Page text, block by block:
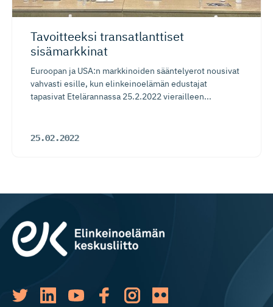
Tavoitteeksi transatlanttiset
sisämarkkinat
Euroopan ja USA:n markkinoiden sääntelyerot nousivat
vahvasti esille, kun elinkeinoelämän edustajat
tapasivat Etelärannassa 25.2.2022 vierailleen...
25.02.2022